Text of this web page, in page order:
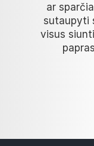
ar
sutaupyti
visus